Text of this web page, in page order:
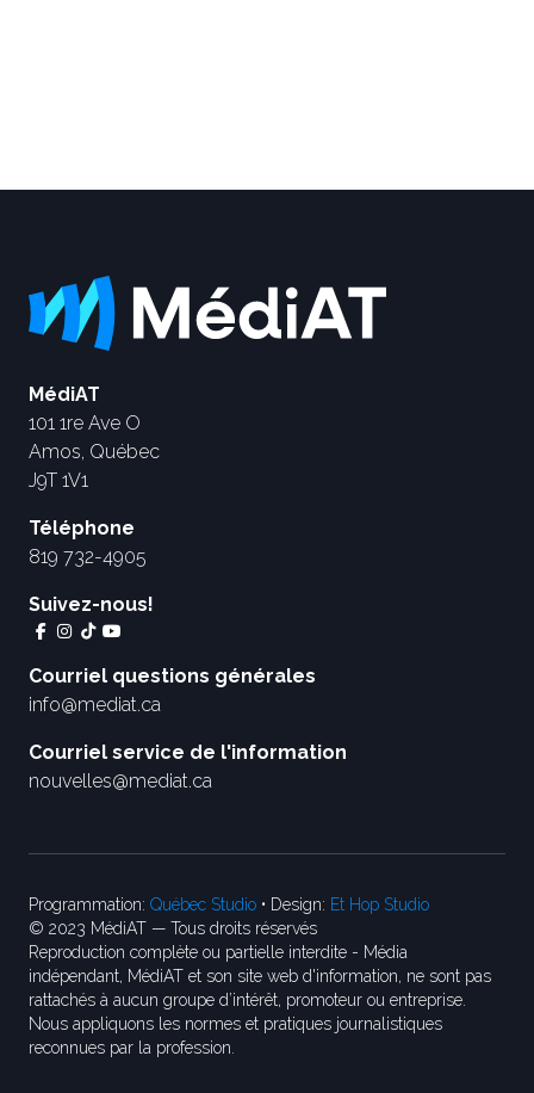
MédiAT
101 1re Ave O
Amos, Québec
J9T 1V1
Téléphone
819 732-4905
Suivez-nous!
Courriel questions générales
info@mediat.ca
Courriel service de l'information
nouvelles@mediat.ca
Programmation: Québec Studio • Design: Et Hop Studio
© 2023 MédiAT — Tous droits réservés
Reproduction complète ou partielle interdite - Média
indépendant, MédiAT et son site web d'information, ne sont pas
rattachés à aucun groupe d’intérêt, promoteur ou entreprise.
Nous appliquons les normes et pratiques journalistiques
reconnues par la profession.